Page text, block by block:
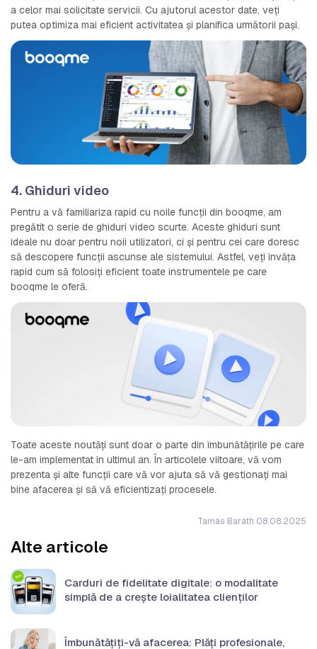
a celor mai solicitate servicii. Cu ajutorul acestor date, veți
putea optimiza mai eficient activitatea și planifica următorii pași.
4. Ghiduri video
Pentru a vă familiariza rapid cu noile funcții din booqme, am
pregătit o serie de ghiduri video scurte. Aceste ghiduri sunt
ideale nu doar pentru noii utilizatori, ci și pentru cei care doresc
să descopere funcții ascunse ale sistemului. Astfel, veți învăța
rapid cum să folosiți eficient toate instrumentele pe care
booqme le oferă.
Toate aceste noutăți sunt doar o parte din îmbunătățirile pe care
le-am implementat în ultimul an. În articolele viitoare, vă vom
prezenta și alte funcții care vă vor ajuta să vă gestionați mai
bine afacerea și să vă eficientizați procesele.
Tamás Baráth 08.08.2025
Alte articole
Carduri de fidelitate digitale: o modalitate
simplă de a crește loialitatea clienților
Îmbunătățiți-vă afacerea: Plăți profesionale,